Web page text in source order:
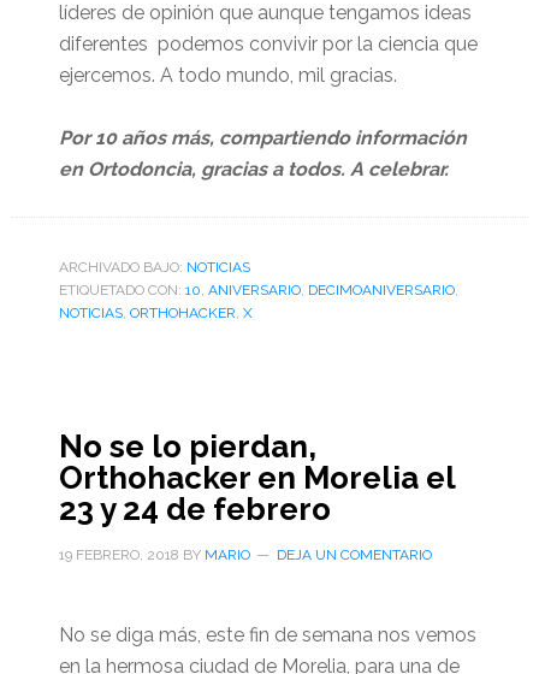
líderes de opinión que aunque tengamos ideas
diferentes podemos convivir por la ciencia que
ejercemos. A todo mundo, mil gracias.
Por 10 años más, compartiendo información
en Ortodoncia, gracias a todos. A celebrar.
ARCHIVADO BAJO: NOTICIAS
ETIQUETADO CON: 10, ANIVERSARIO, DECIMOANIVERSARIO,
NOTICIAS, ORTHOHACKER, X
No se lo pierdan,
Orthohacker en Morelia el
23 y 24 de febrero
19 FEBRERO, 2018 BY MARIO DEJA UN COMENTARIO
No se diga más, este fin de semana nos vemos
en la hermosa ciudad de Morelia, para una de